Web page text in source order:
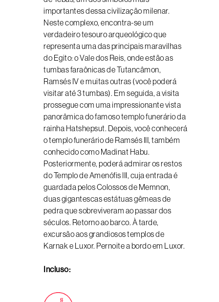
importantes dessa civilização milenar.
Neste complexo, encontra-se um
verdadeiro tesouro arqueológico que
representa uma das principais maravilhas
do Egito: o Vale dos Reis, onde estão as
tumbas faraônicas de Tutancâmon,
Ramsés IV e muitas outras (você poderá
visitar até 3 tumbas). Em seguida, a visita
prossegue com uma impressionante vista
panorâmica do famoso templo funerário da
rainha Hatshepsut. Depois, você conhecerá
o templo funerário de Ramsés III, também
conhecido como Madinat Habu.
Posteriormente, poderá admirar os restos
do Templo de Amenófis III, cuja entrada é
guardada pelos Colossos de Memnon,
duas gigantescas estátuas gêmeas de
pedra que sobreviveram ao passar dos
séculos. Retorno ao barco. À tarde,
excursão aos grandiosos templos de
Karnak e Luxor. Pernoite a bordo em Luxor.
Incluso: